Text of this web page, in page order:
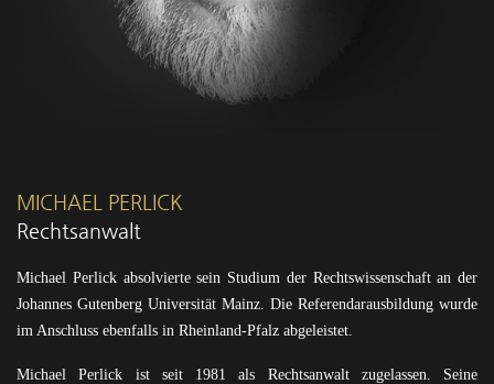
MICHAEL PERLICK
Rechtsanwalt
Michael Perlick absolvierte sein Studium der Rechtswissenschaft an der
Johannes Gutenberg Universität Mainz. Die Referendarausbildung wurde
im Anschluss ebenfalls in Rheinland-Pfalz abgeleistet.
Michael Perlick ist seit 1981 als Rechtsanwalt zugelassen. Seine